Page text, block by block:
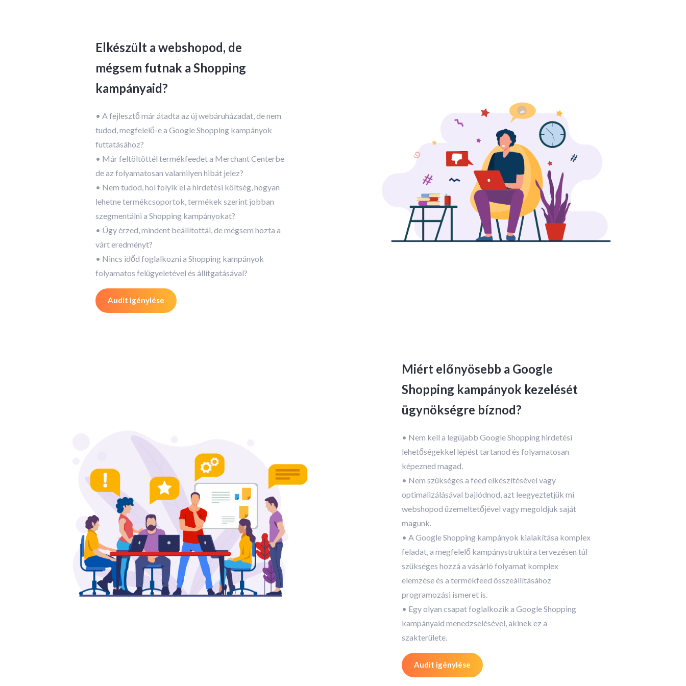
Elkészült a webshopod, de
mégsem futnak a Shopping
kampányaid?
• A fejlesztő már átadta az új webáruházadat, de nem
tudod, megfelelő-e a Google Shopping kampányok
futtatásához?
• Már feltöltöttél termékfeedet a Merchant Centerbe
de az folyamatosan valamilyen hibát jelez?
• Nem tudod, hol folyik el a hirdetési költség, hogyan
lehetne termékcsoportok, termékek szerint jobban
szegmentálni a Shopping kampányokat?
• Úgy érzed, mindent beállítottál, de mégsem hozta a
várt eredményt?
• Nincs időd foglalkozni a Shopping kampányok
folyamatos felügyeletével és állítgatásával?
Audit igénylése
Miért előnyösebb a Google
Shopping kampányok kezelését
ügynökségre bíznod?
• Nem kell a legújabb Google Shopping hirdetési
lehetőségekkel lépést tartanod és folyamatosan
képezned magad.
• Nem szükséges a feed elkészítésével vagy
optimalizálásával bajlódnod, azt leegyeztetjük mi
webshopod üzemeltetőjével vagy megoldjuk saját
magunk.
• A Google Shopping kampányok kialakítása komplex
feladat, a megfelelő kampánystruktúra tervezésen túl
szükséges hozzá a vásárló folyamat komplex
elemzése és a termékfeed összeállításához
programozási ismeret is.
• Egy olyan csapat foglalkozik a Google Shopping
kampányaid menedzselésével, akinek ez a
szakterülete.
Audit igénylése